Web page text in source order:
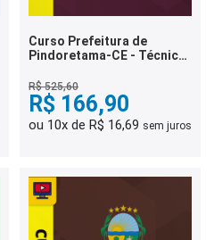
Curso Prefeitura de
Pindoretama-CE - Técnico
Conhecimentos Gerais
R$ 525,60
R$ 166,90
ou 10x de R$ 16,69 sem juros